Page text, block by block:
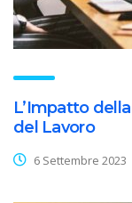
L’Impatto
del Lavoro
6 Settembre 2023